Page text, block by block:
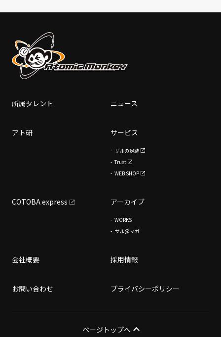
所属タレント ニュース
アト研 サービス
サルの足跡
Trust
WEB SHOP
COTOBA express アーカイブ
WORKS
サル@マガ
会社概要 採用情報
お問い合わせ プライバシーポリシー
ページトップへ